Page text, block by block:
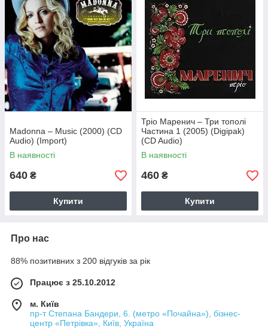
Madonna – Music (2000) (CD
Audio) (Import)
В наявності
640 ₴
Купити
Тріо Маренич – Три тополі
Частина 1 (2005) (Digipak)
(CD Audio)
В наявності
460 ₴
Купити
Про нас
88% позитивних з 200 відгуків за рік
Працює з 25.10.2012
м. Київ
пр-т Степана Бандери, 6. (метро «Почайна»), бізнес-
центр «Петрівка», Київ, Україна